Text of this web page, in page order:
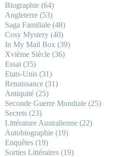
Biographie (64)
Angleterre (53)
Saga Familiale (48)
Cosy Mystery (40)
In My Mail Box (39)
Xvième Siècle (36)
Essai (35)
Etats-Unis (31)
Renaissance (31)
Antiquité (25)
Seconde Guerre Mondiale (25)
Secrets (23)
Littérature Australienne (22)
Autobiographie (19)
Enquêtes (19)
Sorties Littéraires (19)